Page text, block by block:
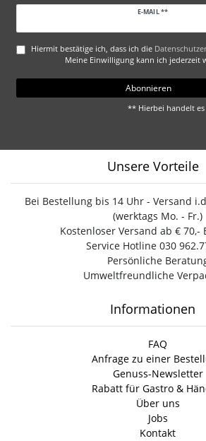
E-MAIL **
Hiermit bestätige ich, dass ich die
Meine Einwilligung kann ich jederzeit
Abonnieren
** Hierbei handelt
Unsere Vorteile
Bei Bestellung bis 14 Uhr - Versand
(werktags Mo. - Fr.)
Kostenloser Versand ab € 70,-
Service Hotline 030
Persönliche
Umweltfreundliche
Informationen
FAQ
Anfrage zu einer
Genuss-Newsletter
Rabatt für Gastro &
Über uns
Jobs
Kontakt